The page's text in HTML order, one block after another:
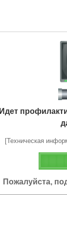
Идет
[Техническая
Пожалуйста,